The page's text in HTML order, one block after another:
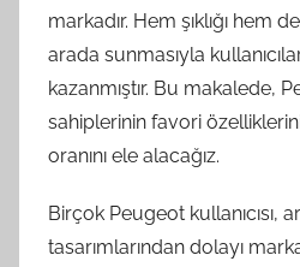
markadır. Hem şıklığı hem
arada sunmasıyla
kazanmıştır. Bu makalede,
sahiplerinin favori
oranını ele alacağız.
Birçok Peugeot kullanıcısı,
tasarımlarından dolayı